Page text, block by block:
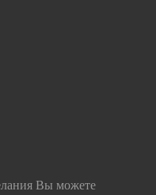
Вы можете